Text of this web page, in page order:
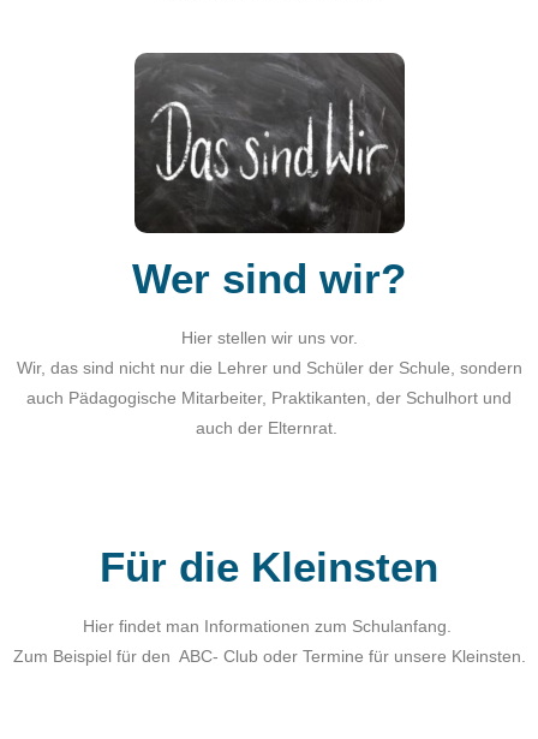
Wer sind wir?
Hier stellen wir uns vor.
Wir, das sind nicht nur die Lehrer und Schüler der Schule, sondern
auch Pädagogische Mitarbeiter, Praktikanten, der Schulhort und
auch der Elternrat.
Für die Kleinsten
Hier findet man Informationen zum Schulanfang.
Zum Beispiel für den ABC- Club oder Termine für unsere Kleinsten.